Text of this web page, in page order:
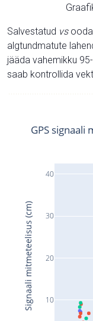
Salvestatud vs
algtundmatute
jääda vahemikku
saab kontrollida
10
20
30
40
GPS
Signaali mitmeteelisus (cm)